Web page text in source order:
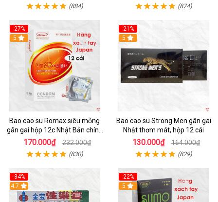
(884) (874)
-27%
5
Bao cao su Romax siêu mỏng
gân gai hộp 12c Nhật Bản chính
hãng
170.000₫ 232.000₫
(830)
-21%
5
Bao cao su Strong Men gân gai
Nhật thơm mát, hộp 12 cái
130.000₫ 164.000₫
(829)
-34%
Hot
4.7
-22%
5